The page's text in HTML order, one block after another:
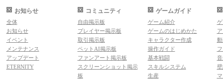
お知らせ
全体
お知らせ
イベント
メンテナンス
アップデート
ETERNITY
コミュニティ
自由掲示板
プレイヤー掲示板
取引掲示板
ペットAI掲示板
ファンアート掲示板
スクリーンショット掲示
板
ゲームガイド
ゲーム紹介
ゲームのはじめかた
キャラクター作成
操作ガイド
基本戦闘
スキルシステム
生産